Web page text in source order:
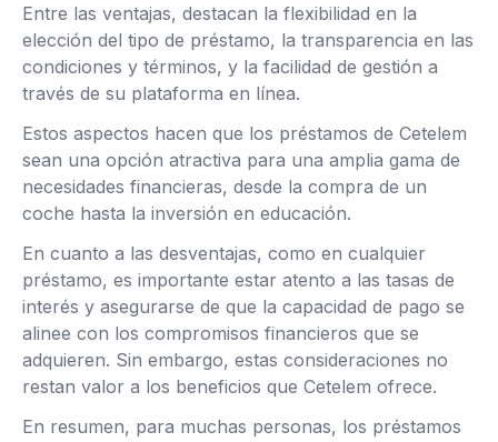
Entre las ventajas, destacan la flexibilidad en la
elección del tipo de préstamo, la transparencia en las
condiciones y términos, y la facilidad de gestión a
través de su plataforma en línea.
Estos aspectos hacen que los préstamos de Cetelem
sean una opción atractiva para una amplia gama de
necesidades financieras, desde la compra de un
coche hasta la inversión en educación.
En cuanto a las desventajas, como en cualquier
préstamo, es importante estar atento a las tasas de
interés y asegurarse de que la capacidad de pago se
alinee con los compromisos financieros que se
adquieren. Sin embargo, estas consideraciones no
restan valor a los beneficios que Cetelem ofrece.
En resumen, para muchas personas, los préstamos